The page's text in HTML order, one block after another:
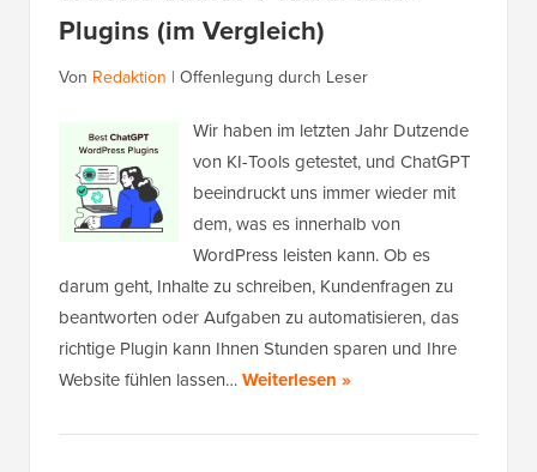
Plugins (im Vergleich)
Von Redaktion | Offenlegung durch Leser
Wir haben im letzten Jahr Dutzende
von KI-Tools getestet, und ChatGPT
beeindruckt uns immer wieder mit
dem, was es innerhalb von
WordPress leisten kann. Ob es
darum geht, Inhalte zu schreiben, Kundenfragen zu
beantworten oder Aufgaben zu automatisieren, das
richtige Plugin kann Ihnen Stunden sparen und Ihre
Website fühlen lassen…Weiterlesen »